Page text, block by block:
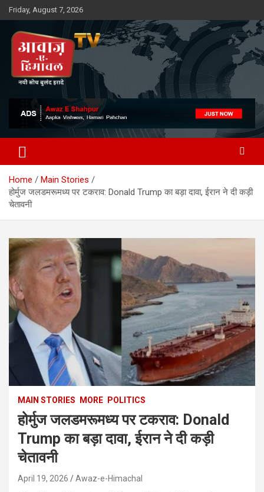
Skip
to
content
Friday, August 7, 2026
Awaz-E-Shahpur
Home
Main Stories
होर्मुज जलडमरूमध्य पर टकराव: Donald Trump का बड़ा दावा, ईरान ने दी कड़ी
चेतावनी
MAIN STORIES MORE POLITICS
होर्मुज जलडमरूमध्य पर टकराव: Donald
Trump का बड़ा दावा, ईरान ने दी कड़ी
चेतावनी
April 19, 2026 Awaz-e-Himachal